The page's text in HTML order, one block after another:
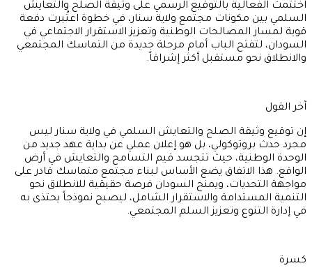
اختُتمت الفعالية بالتوقيع الرسمي على وثيقة الصلح والتعايش
السلمي بين مكونات مجتمع ولاية سنار، في خطوة اعتُبرت دفعة
قوية لمسار المصالحات الوطنية وتعزيز الاستقرار الاجتماعي في
السودان، لتفتح الباب أمام مرحلة جديدة من التماسك المجتمعي
والانطلاق نحو مستقبل أكثر إشراقاً.
آخر القول
إن توقيع وثيقة الصلح والتعايش السلمي في ولاية سنار ليس
مجرد حدث بروتوكولي، بل هو إعلان عملي عن بداية عهد جديد من
الوحدة الوطنية، حيث تتجسد قيم التسامح والتعايش في أرض
الواقع. هذا الاتفاق يضع الأساس لبناء مجتمع متماسك قادر على
مواجهة التحديات، ويمنح السودان فرصة حقيقية للانطلاق نحو
التنمية المستدامة والاستقرار الشامل، ليصبح نموذجاً يحتذى به
في إدارة التنوع وتعزيز السلم المجتمعي.
كسرة